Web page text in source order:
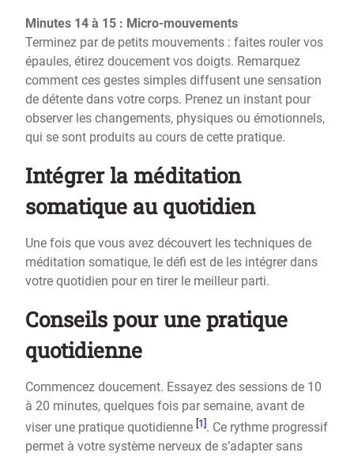
Minutes 14 à 15 : Micro-mouvements
Terminez par de petits mouvements : faites rouler vos
épaules, étirez doucement vos doigts. Remarquez
comment ces gestes simples diffusent une sensation
de détente dans votre corps. Prenez un instant pour
observer les changements, physiques ou émotionnels,
qui se sont produits au cours de cette pratique.
Intégrer la méditation
somatique au quotidien
Une fois que vous avez découvert les techniques de
méditation somatique, le défi est de les intégrer dans
votre quotidien pour en tirer le meilleur parti.
Conseils pour une pratique
quotidienne
Commencez doucement. Essayez des sessions de 10
à 20 minutes, quelques fois par semaine, avant de
viser une pratique quotidienne [1]. Ce rythme progressif
permet à votre système nerveux de s’adapter sans